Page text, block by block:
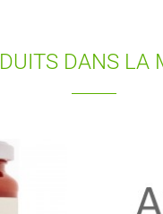
DANS LA
D'ENVIES
pour ajouter des